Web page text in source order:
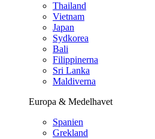
Thailand
Vietnam
Japan
Sydkorea
Bali
Filippinerna
Sri Lanka
Maldiverna
Europa & Medelhavet
Spanien
Grekland